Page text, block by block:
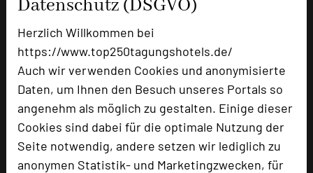
Datenschutz (DSGVO)
Herzlich Willkommen bei
https://www.top250tagungshotels.de/
Auch wir verwenden Cookies und anonymisierte
Daten, um Ihnen den Besuch unseres Portals so
angenehm als möglich zu gestalten. Einige dieser
Cookies sind dabei für die optimale Nutzung der
Seite notwendig, andere setzen wir lediglich zu
anonymen Statistik- und Marketingzwecken, für
Alle Informationen
Beliebte Suchlisten
Profisuche
Seminar
Konferenz
Klausur
Event
Kreativformate